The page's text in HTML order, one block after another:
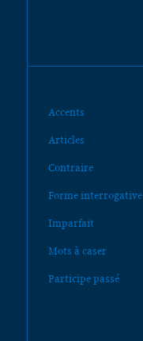
Accents
Articles
Contraire
Forme interrogative
Imparfait
Mots à caser
Participe passé